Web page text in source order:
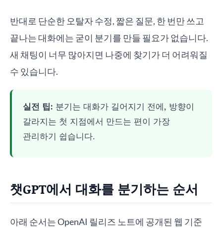
반대로 단순한 오탈자 수정, 짧은 질문, 한 번만 쓰고
끝나는 대화에는 굳이 분기를 만들 필요가 없습니다.
새 채팅이 너무 많아지면 나중에 찾기가 더 어려워질
수 있습니다.
실전 팁: 분기는 대화가 길어지기 전에, 방향이
갈라지는 첫 지점에서 만드는 편이 가장
관리하기 쉽습니다.
챗GPT에서 대화를 분기하는 순서
아래 순서는 OpenAI 릴리즈 노트에 공개된 웹 기준